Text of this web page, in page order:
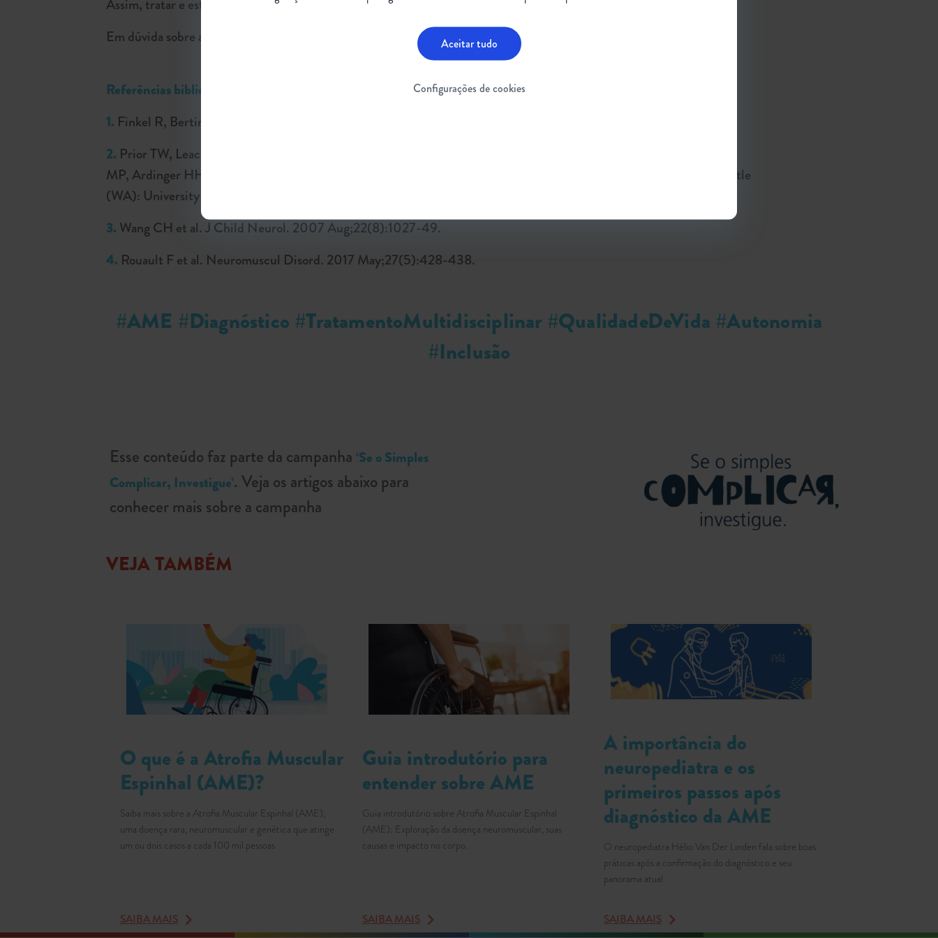
Aceitar tudo
Configurações de cookies
Assim, tratar e estabilizar a doença é uma ferramenta importante de autonomia e inclusão!
Em dúvida sobre algum termo desta matéria?
Confira o glossário
Referências bibliográficas:
1. Finkel R, Bertini E, Muntoni F, Mercuri E. Neuromuscul Disord. 2015;25(7):593–602.
2. Prior TW, Leach ME, Finanger E. Spinal Muscular Atrophy. 2000 Feb 24 [updated 2020 Dec 3]. In: Adam
MP, Ardinger HH, Pagon RA, Wallace SE, Bean LJH, Mirzaa G, Amemiya A, editors. GeneReviews
[Internet]. Seattle
(WA): University of Washington, Seattle; 1993–2021.
3. Wang CH et al. J Child Neurol. 2007 Aug;22(8):1027-49.
4. Rouault F et al. Neuromuscul Disord. 2017 May;27(5):428-438.
#AME #Diagnóstico #TratamentoMultidisciplinar #QualidadeDeVida #Autonomia
#Inclusão
Esse conteúdo faz parte da campanha ‘Se o Simples
Complicar, Investigue’. Veja os artigos abaixo para
conhecer mais sobre a campanha
VEJA TAMBÉM
O que é a Atrofia Muscular
Espinhal (AME)?
Saiba mais sobre a Atrofia Muscular Espinhal (AME),
uma doença rara, neuromuscular e genética que atinge
um ou dois casos a cada 100 mil pessoas
SAIBA MAIS
Guia introdutório para
entender sobre AME
Guia introdutório sobre Atrofia Muscular Espinhal
(AME): Exploração da doença neuromuscular, suas
causas e impacto no corpo.
SAIBA MAIS
A importância do
neuropediatra e os
primeiros passos após
diagnóstico da AME
O neuropediatra Hélio Van Der Linden fala sobre boas
práticas após a confirmação do diagnóstico e seu
panorama atual
SAIBA MAIS